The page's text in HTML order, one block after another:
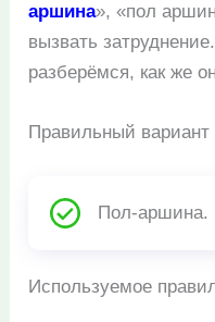
аршина», «пол
вызвать
разберёмся, как же
Правильный вариант
Пол-аршина.
Используемое